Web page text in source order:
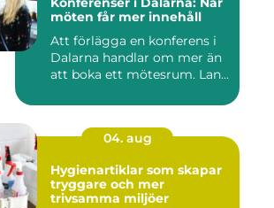
möten får mer innehåll
Att förlägga en konferens i
Dalarna handlar om mer än
att boka ett mötesrum. Lan...
04. aug
Hygienartiklar som skapar
tryggare och mer
trivsamma miljöer